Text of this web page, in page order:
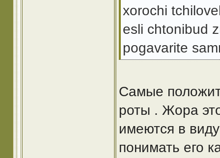
xorochi
esli chtonibud
pogavarite
Самые
роты . Жора
имеются в
понимать его